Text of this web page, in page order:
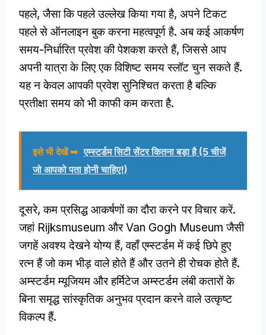
पहले, जैसा कि पहले उल्लेख किया गया है, अपने टिकट
पहले से ऑनलाइन बुक करना महत्वपूर्ण है. अब कई आकर्षण
समय-निर्धारित प्रवेश की पेशकश करते हैं, जिससे आप
अपनी यात्रा के लिए एक विशिष्ट समय स्लॉट चुन सकते हैं.
यह न केवल आपकी प्रवेश सुनिश्चित करता है बल्कि
प्रतीक्षा समय को भी काफी कम करता है.
इसे भी देखें ➥ एम्स्टर्डम सिटी सेंटर कितना बड़ा है (5 चीजें
जो आपको पता होनी चाहिए!)
दूसरे, कम प्रसिद्ध आकर्षणों का दौरा करने पर विचार करें.
जहां Rijksmuseum और Van Gogh Museum जैसी
जगहें अवश्य देखने योग्य हैं, वहाँ एम्स्टर्डम में कई छिपे हुए
रत्न हैं जो कम भीड़ वाले होते हैं और उतने ही रोचक होते हैं.
अम्स्टर्डम म्यूजियम और हर्मिटेज अम्स्टर्डम लंबी कतारों के
बिना समृद्ध सांस्कृतिक अनुभव प्रदान करने वाले उत्कृष्ट
विकल्प हैं.